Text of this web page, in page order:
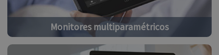
Monitores multiparamétricos